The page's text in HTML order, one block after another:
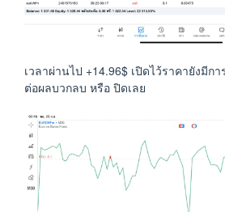
เวลาผ่านไป +14.96$ เปิดไว้ราคายังมีก
ต่อผลบวกลบ หรือ ปิดเลย